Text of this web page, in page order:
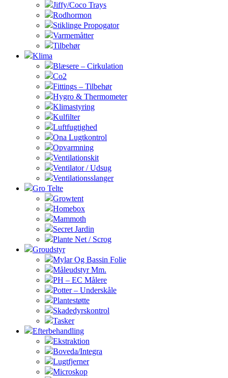
Jiffy/Coco Trays
Rodhormon
Stiklinge Propogator
Varmemåtter
Tilbehør
Klima
Blæsere – Cirkulation
Co2
Fittings – Tilbehør
Hygro & Thermometer
Klimastyring
Kulfilter
Luftfugtighed
Ona Lugtkontrol
Opvarmning
Ventilationskit
Ventilator / Udsug
Ventilationsslanger
Gro Telte
Growtent
Homebox
Mammoth
Secret Jardin
Plante Net / Scrog
Groudstyr
Mylar Og Bassin Folie
Måleudstyr Mm.
PH – EC Målere
Potter – Underskåle
Plantestøtte
Skadedyrskontrol
Tasker
Efterbehandling
Ekstraktion
Boveda/Integra
Lugtfjerner
Microskop